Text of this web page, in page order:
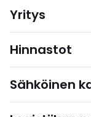
Yritys
Hinnastot
Sähköinen